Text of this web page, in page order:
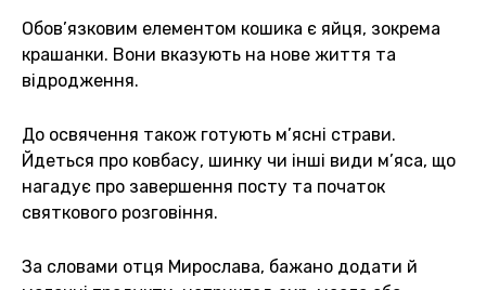
Обов’язковим елементом кошика є яйця, зокрема
крашанки. Вони вказують на нове життя та
відродження.
До освячення також готують м’ясні страви.
Йдеться про ковбасу, шинку чи інші види м’яса, що
нагадує про завершення посту та початок
святкового розговіння.
За словами отця Мирослава, бажано додати й